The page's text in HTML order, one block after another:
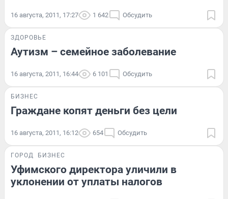
16 августа, 2011, 17:27 1 642 Обсудить
ЗДОРОВЬЕ
Аутизм – семейное заболевание
16 августа, 2011, 16:44 6 101 Обсудить
БИЗНЕС
Граждане копят деньги без цели
16 августа, 2011, 16:12 654 Обсудить
ГОРОД БИЗНЕС
Уфимского директора уличили в
уклонении от уплаты налогов